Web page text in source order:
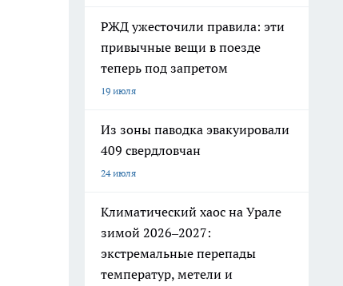
РЖД ужесточили правила: эти
привычные вещи в поезде
теперь под запретом
19 июля
Из зоны паводка эвакуировали
409 свердловчан
24 июля
Климатический хаос на Урале
зимой 2026–2027:
экстремальные перепады
температур, метели и